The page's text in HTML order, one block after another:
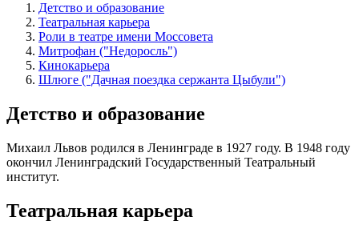
Детство и образование
Театральная карьера
Роли в театре имени Моссовета
Митрофан ("Недоросль")
Кинокарьера
Шлюге ("Дачная поездка сержанта Цыбули")
Детство и образование
Михаил Львов родился в Ленинграде в 1927 году. В 1948 году
окончил Ленинградский Государственный Театральный
институт.
Театральная карьера